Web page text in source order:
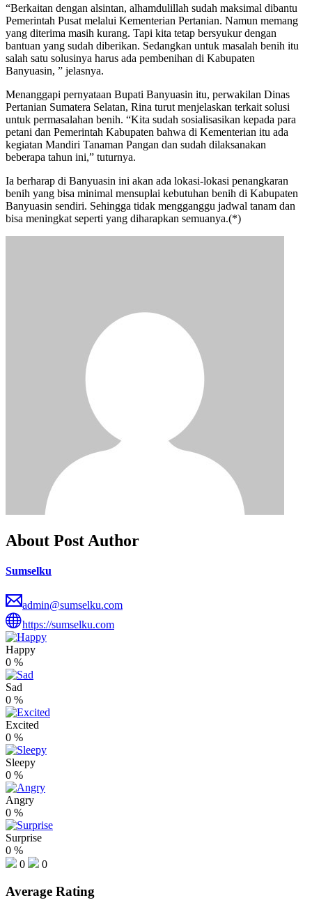
“Berkaitan dengan alsintan, alhamdulillah sudah maksimal dibantu
Pemerintah Pusat melalui Kementerian Pertanian. Namun memang
yang diterima masih kurang. Tapi kita tetap bersyukur dengan
bantuan yang sudah diberikan. Sedangkan untuk masalah benih itu
salah satu solusinya harus ada pembenihan di Kabupaten
Banyuasin, ” jelasnya.
Menanggapi pernyataan Bupati Banyuasin itu, perwakilan Dinas
Pertanian Sumatera Selatan, Rina turut menjelaskan terkait solusi
untuk permasalahan benih. “Kita sudah sosialisasikan kepada para
petani dan Pemerintah Kabupaten bahwa di Kementerian itu ada
kegiatan Mandiri Tanaman Pangan dan sudah dilaksanakan
beberapa tahun ini,” tuturnya.
Ia berharap di Banyuasin ini akan ada lokasi-lokasi penangkaran
benih yang bisa minimal mensuplai kebutuhan benih di Kabupaten
Banyuasin sendiri. Sehingga tidak mengganggu jadwal tanam dan
bisa meningkat seperti yang diharapkan semuanya.(*)
About Post Author
Sumselku
admin@sumselku.com
https://sumselku.com
Happy
0 %
Sad
0 %
Excited
0 %
Sleepy
0 %
Angry
0 %
Surprise
0 %
0
0
Average Rating